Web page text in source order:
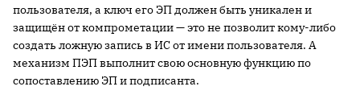
пользователя, а ключ его ЭП должен быть уникален и
защищён от компрометации — это не позволит кому-либо
создать ложную запись в ИС от имени пользователя. А
механизм ПЭП выполнит свою основную функцию по
сопоставлению ЭП и подписанта.